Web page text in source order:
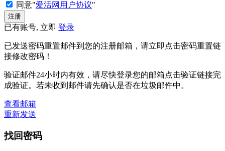
同意"爱活网用户协议"
已有账号, 立即 登录
已发送密码重置邮件到您的注册邮箱，请立即点击密码重置链
接修改密码！
验证邮件24小时内有效，请尽快登录您的邮箱点击验证链接完
成验证。若未收到邮件请先确认是否在垃圾邮件中。
查看邮箱
重新发送
找回密码